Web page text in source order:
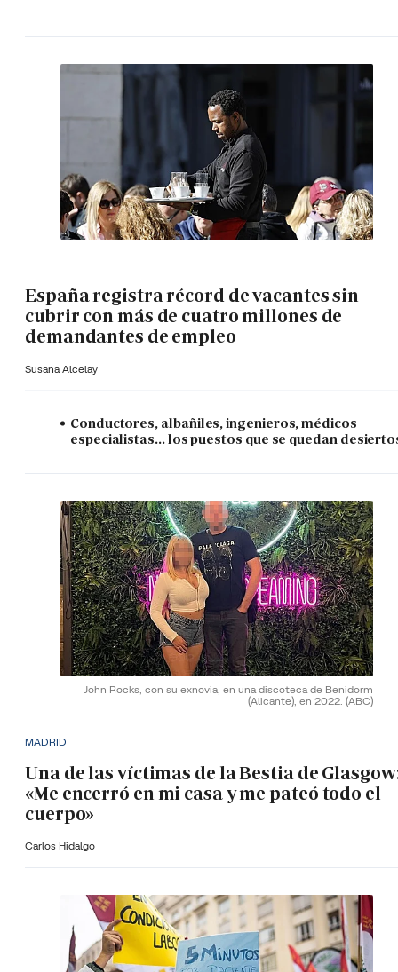
España registra récord de vacantes sin
cubrir con más de cuatro millones de
demandantes de empleo
Susana Alcelay
Conductores, albañiles, ingenieros, médicos
especialistas... los puestos que se quedan
John Rocks, con su exnovia, en una discoteca de Benidorm
(Alicante), en 2022. (ABC)
MADRID
Una de las víctimas de la Bestia de
«Me encerró en mi casa y me pateó todo el
cuerpo»
Carlos Hidalgo